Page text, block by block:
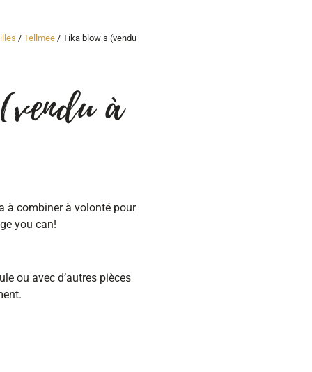
/ Tellmee / Tika blow s (vendu
à
à combiner à volonté pour
you can!
ou avec d’autres pièces